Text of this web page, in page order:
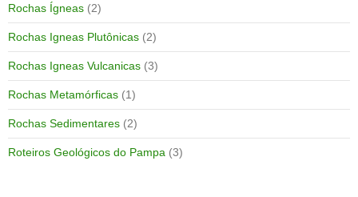
Rochas Ígneas (2)
Rochas Igneas Plutônicas (2)
Rochas Igneas Vulcanicas (3)
Rochas Metamórficas (1)
Rochas Sedimentares (2)
Roteiros Geológicos do Pampa (3)